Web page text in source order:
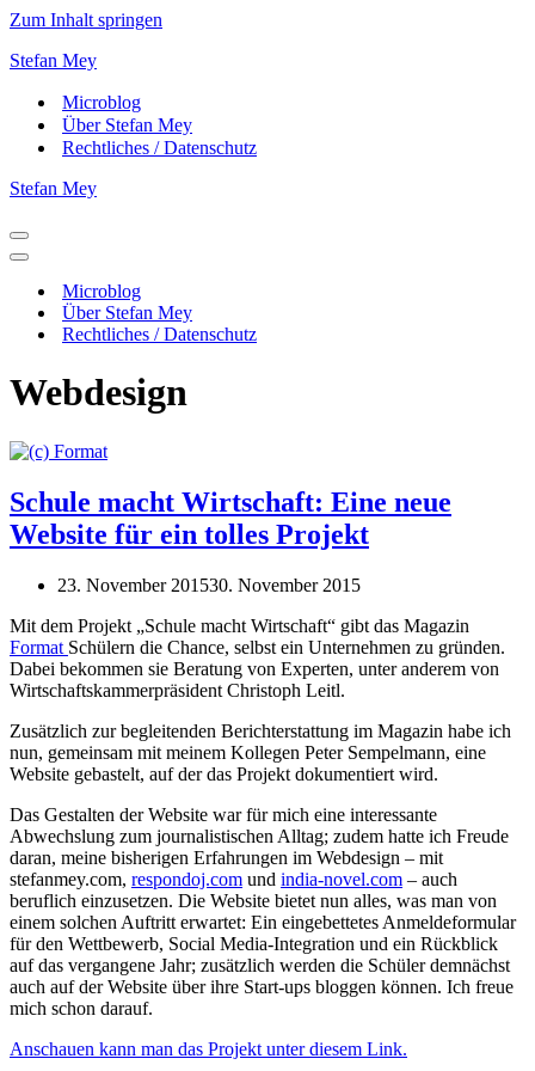
Zum Inhalt springen
Stefan Mey
Microblog
Über Stefan Mey
Rechtliches / Datenschutz
Stefan Mey
Navigationsmenü
Navigationsmenü
Microblog
Über Stefan Mey
Rechtliches / Datenschutz
Webdesign
Schule macht Wirtschaft: Eine neue
Website für ein tolles Projekt
23. November 201530. November 2015
Mit dem Projekt „Schule macht Wirtschaft“ gibt das Magazin
Format Schülern die Chance, selbst ein Unternehmen zu gründen.
Dabei bekommen sie Beratung von Experten, unter anderem von
Wirtschaftskammerpräsident Christoph Leitl.
Zusätzlich zur begleitenden Berichterstattung im Magazin habe ich
nun, gemeinsam mit meinem Kollegen Peter Sempelmann, eine
Website gebastelt, auf der das Projekt dokumentiert wird.
Das Gestalten der Website war für mich eine interessante
Abwechslung zum journalistischen Alltag; zudem hatte ich Freude
daran, meine bisherigen Erfahrungen im Webdesign – mit
stefanmey.com, respondoj.com und india-novel.com – auch
beruflich einzusetzen. Die Website bietet nun alles, was man von
einem solchen Auftritt erwartet: Ein eingebettetes Anmeldeformular
für den Wettbewerb, Social Media-Integration und ein Rückblick
auf das vergangene Jahr; zusätzlich werden die Schüler demnächst
auch auf der Website über ihre Start-ups bloggen können. Ich freue
mich schon darauf.
Anschauen kann man das Projekt unter diesem Link.